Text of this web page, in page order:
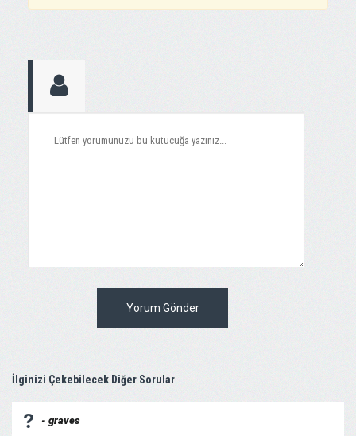
Yorum Gönder
İlginizi Çekebilecek Diğer Sorular
- graves